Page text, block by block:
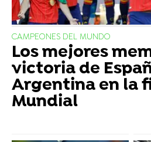
CAMPEONES DEL MUNDO
Los mejores
victoria de
Argentina en la
Mundial